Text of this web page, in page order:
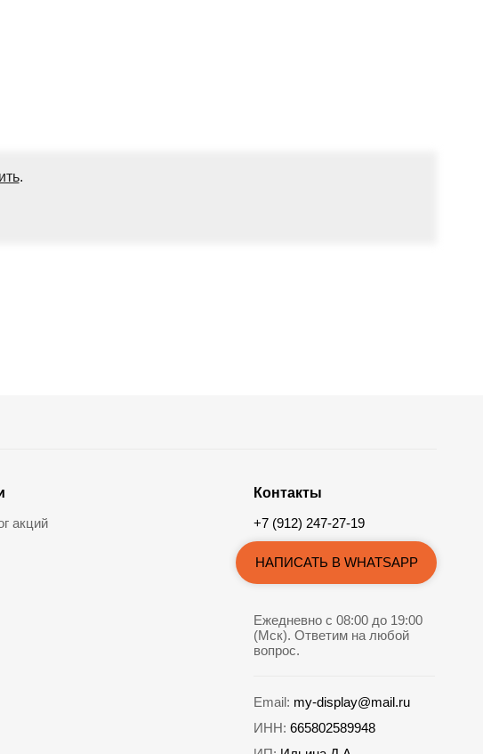
.
акций
Контакты
+7 (912) 247-27-19
НАПИСАТЬ В WHATSAPP
Ежедневно с 08:00 до 19:00
(Мск). Ответим на любой
вопрос.
Email: my-display@mail.ru
ИНН: 665802589948